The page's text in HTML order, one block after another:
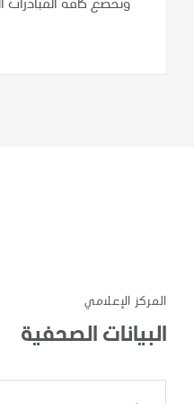
وتخضع كافة المبادرات
المركز الإعلامي
البيانات الصحفية